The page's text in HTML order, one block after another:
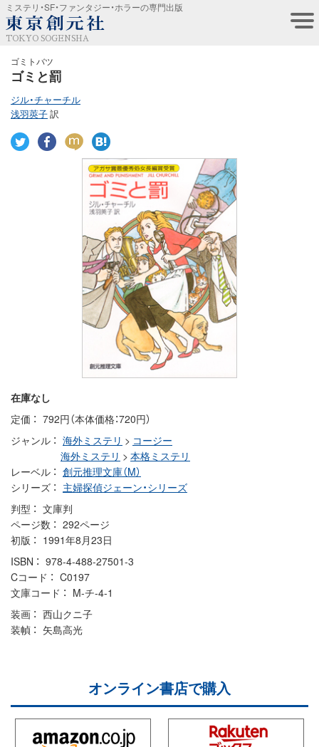
ミステリ・SF・ファンタジー・ホラーの専門出版
TOKYO SOGENSHA
ゴミトバツ
ゴミと罰
ジル・チャーチル
浅羽莢子訳
在庫なし
定価
792円（本体価格：720円）
ジャンル
海外ミステリ > コージー
海外ミステリ > 本格ミステリ
レーベル
創元推理文庫（M）
シリーズ
主婦探偵ジェーン・シリーズ
判型
文庫判
ページ数
292ページ
初版
1991年8月23日
ISBN
978-4-488-27501-3
Cコード
C0197
文庫コード
M-チ-4-1
装画
西山クニ子
装幀
矢島高光
オンライン書店で購入